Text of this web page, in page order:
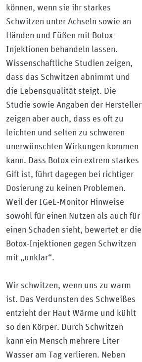
können, wenn sie ihr starkes
Schwitzen unter Achseln sowie an
Händen und Füßen mit Botox-
Injektionen behandeln lassen.
Wissenschaftliche Studien zeigen,
dass das Schwitzen abnimmt und
die Lebensqualität steigt. Die
Studie sowie Angaben der Hersteller
zeigen aber auch, dass es oft zu
leichten und selten zu schweren
unerwünschten Wirkungen kommen
kann. Dass Botox ein extrem starkes
Gift ist, führt dagegen bei richtiger
Dosierung zu keinen Problemen.
Weil der IGeL-Monitor Hinweise
sowohl für einen Nutzen als auch für
einen Schaden sieht, bewertet er die
Botox-Injektionen gegen Schwitzen
mit „unklar“.
Wir schwitzen, wenn uns zu warm
ist. Das Verdunsten des Schweißes
entzieht der Haut Wärme und kühlt
so den Körper. Durch Schwitzen
kann ein Mensch mehrere Liter
Wasser am Tag verlieren. Neben